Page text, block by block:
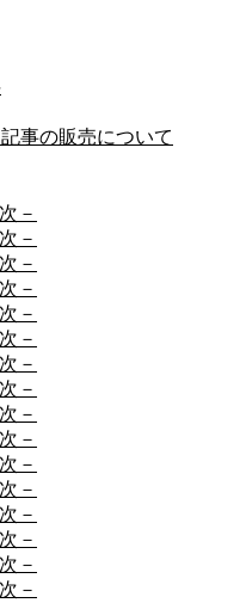
事の販売について
－
－
－
－
－
－
－
－
－
－
－
－
－
－
－
－